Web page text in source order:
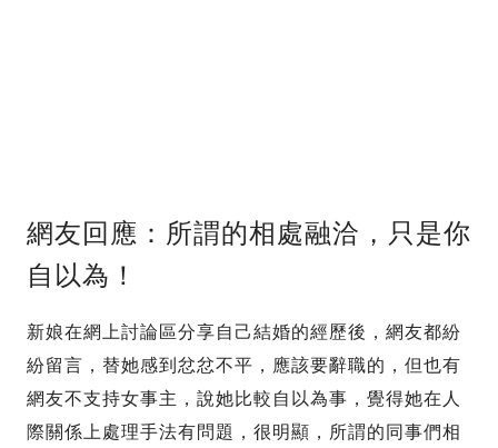
網友回應：所謂的相處融洽，只是你
自以為！
新娘在網上討論區分享自己結婚的經歷後，網友都紛
紛留言，替她感到忿忿不平，應該要辭職的，但也有
網友不支持女事主，說她比較自以為事，覺得她在人
際關係上處理手法有問題，很明顯，所謂的同事們相